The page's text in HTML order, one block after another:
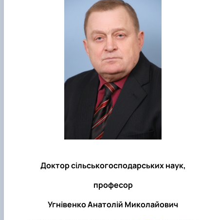
Доктор сільськогосподарських наук,
професор
Угнівенко Анатолій Миколайович